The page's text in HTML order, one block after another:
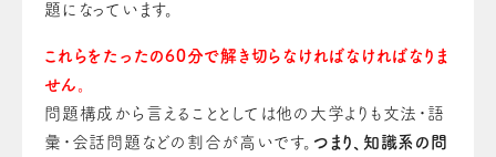
題になっています。
これらをたったの60分で解き切らなければなければなりま
せん。
問題構成から言えることとしては他の大学よりも文法・語
彙・会話問題などの割合が高いです。 つまり、知識系の問